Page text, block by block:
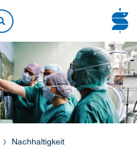
Nachhaltigkeit